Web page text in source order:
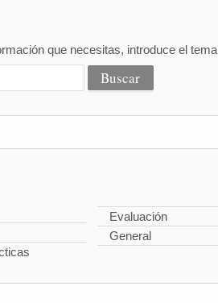
que necesitas, introduce el
Evaluación
General